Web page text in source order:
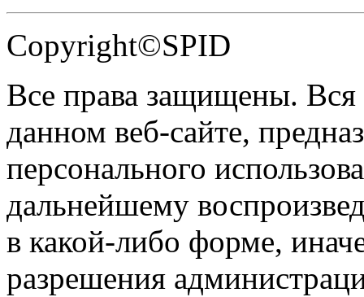
Copyright©SPID
Все права защищены.
данном веб-сайте,
персонального
дальнейшему
в какой-либо форме,
разрешения